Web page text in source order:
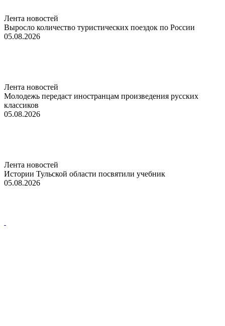
Лента новостей
Выросло количество туристических поездок по России
05.08.2026
Лента новостей
Молодежь передаст иностранцам произведения русских
классиков
05.08.2026
Лента новостей
Истории Тульской области посвятили учебник
05.08.2026